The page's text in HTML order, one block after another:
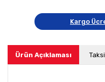
Kargo
Ürün Açıklaması